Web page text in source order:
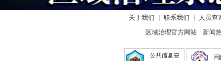
关于我们 联系我们
人员查
区域治理官方网站 新闻